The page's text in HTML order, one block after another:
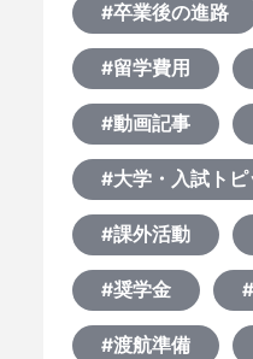
#卒業後の進路
#留学費用
#動画記事
#大学・入試トピ
#課外活動
#奨学金
#渡航準備